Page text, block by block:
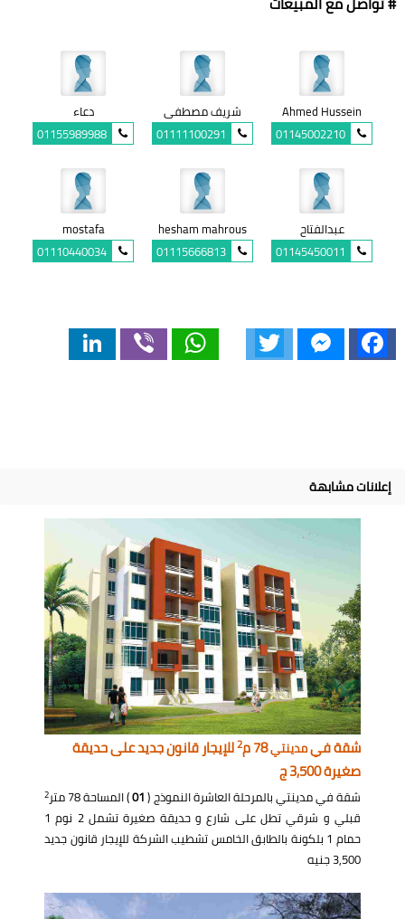
Ahmed Hussein
01145002210
شريف مصطفى
01111100291
دعاء
01155989988
عبدالفتاح
01145450011
hesham mahrous
01115666813
mostafa
01110440034
Facebook
Messenger
WhatsApp
إعلانات مشابهة
شقة فيمدينتي78 م 2للإيجار قانون جديد على حديقة
صغيرة 3,500 ج
شقة في مدينتي بالمرحلة العاشرة النموذج (01) المساحة 78 متر 2
قبلي و شرقي تطل على شارع و حديقة صغيرة تشمل 2 نوم 1
حمام 1 بلكونة بالطابق الخامس تشطيب الشركة للإيجار قانون جديد
3,500 جنيه